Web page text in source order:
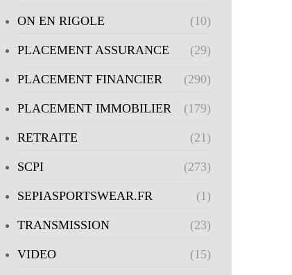
ON EN RIGOLE (10)
PLACEMENT ASSURANCE (29)
PLACEMENT FINANCIER (290)
PLACEMENT IMMOBILIER (179)
RETRAITE (21)
SCPI (273)
SEPIASPORTSWEAR.FR (1)
TRANSMISSION (23)
VIDEO (15)